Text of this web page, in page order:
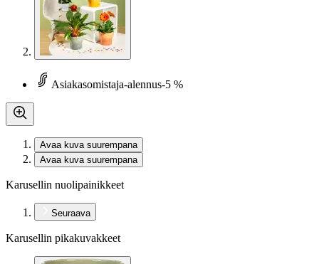
Asiakasomistaja-alennus-5 %
Avaa kuva suurempana
Avaa kuva suurempana
Karusellin nuolipainikkeet
Seuraava
Karusellin pikakuvakkeet